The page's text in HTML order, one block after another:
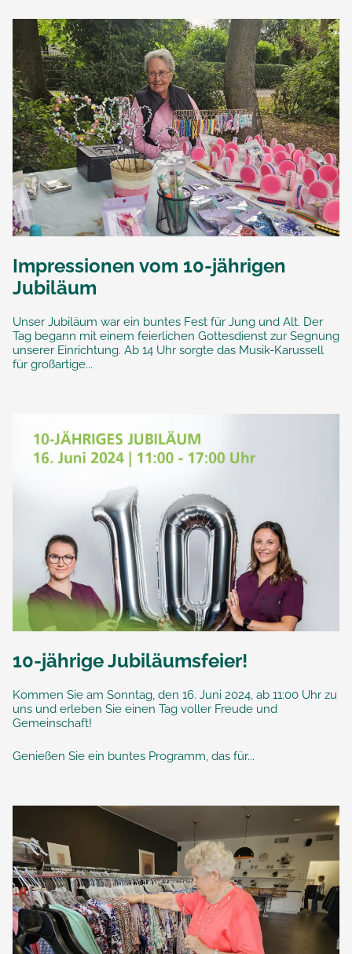
Impressionen vom 10-jährigen
Jubiläum
Unser Jubiläum war ein buntes Fest für Jung und Alt. Der
Tag begann mit einem feierlichen Gottesdienst zur Segnung
unserer Einrichtung. Ab 14 Uhr sorgte das Musik-Karussell
für großartige...
10-jährige Jubiläumsfeier!
Kommen Sie am Sonntag, den 16. Juni 2024, ab 11:00 Uhr zu
uns und erleben Sie einen Tag voller Freude und
Gemeinschaft!
Genießen Sie ein buntes Programm, das für...